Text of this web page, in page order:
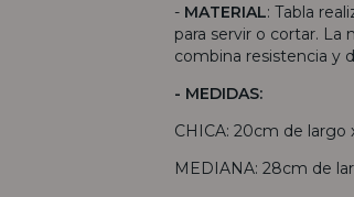
- MATERIAL: Tabla
para servir o cortar. La
combina resistencia y
- MEDIDAS:
CHICA: 20cm de largo
MEDIANA: 28cm de